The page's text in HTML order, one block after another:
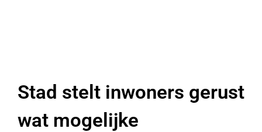
Stad stelt inwoners gerust
wat mogelijke